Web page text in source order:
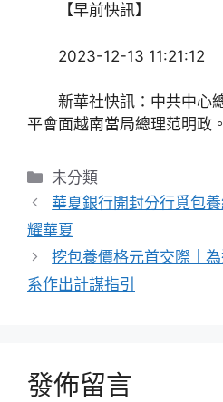
【早前快訊】
2023-12-13 11:21:12
新華社快訊：中共中心
平會面越南當局總理范明政。
分
類
未分類
華夏銀行開封分行覓包
耀華夏
挖包養價格元首交際｜
系作出計謀指引
發佈留言